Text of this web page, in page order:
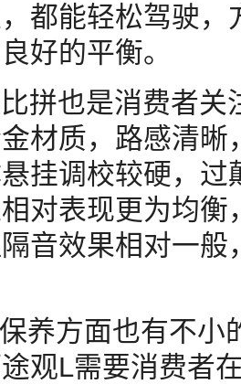
都能轻松驾驶
好的平衡。
拼也是消费者
材质，路感清
挂调校较硬，
对表现更为均
音效果相对一
养方面也有不小
观L需要消费者